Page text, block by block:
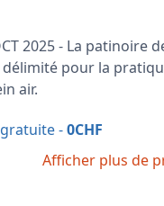
2025 - La patinoire
délimité pour la
air.
-0CHF
Afficher plus de